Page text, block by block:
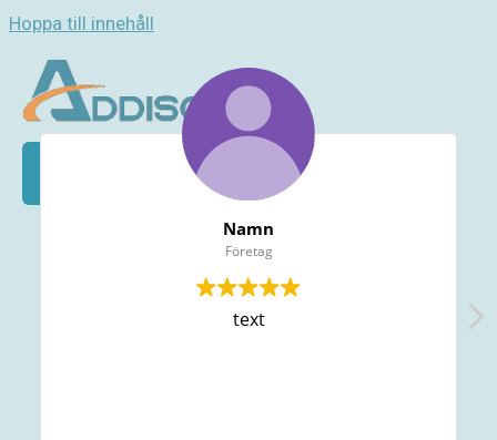
Hoppa till innehåll
Namn
Företag
text